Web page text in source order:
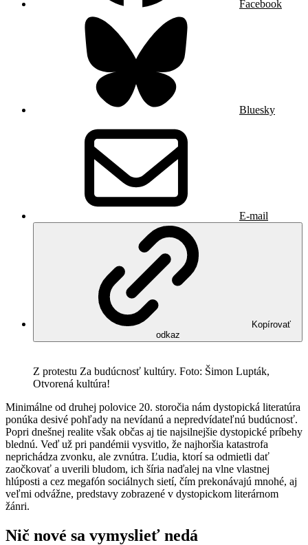
Facebook
Bluesky
E-mail
Kopírovať
odkaz
Z protestu Za budúcnosť kultúry. Foto: Šimon Lupták,
Otvorená kultúra!
Minimálne od druhej polovice 20. storočia nám dystopická literatúra
ponúka desivé pohľady na nevídanú a nepredvídateľnú budúcnosť.
Popri dnešnej realite však občas aj tie najsilnejšie dystopické príbehy
blednú. Veď už pri pandémii vysvitlo, že najhoršia katastrofa
neprichádza zvonku, ale zvnútra. Ľudia, ktorí sa odmietli dať
zaočkovať a uverili bludom, ich šíria naďalej na vlne vlastnej
hlúposti a cez megafón sociálnych sietí, čím prekonávajú mnohé, aj
veľmi odvážne, predstavy zobrazené v dystopickom literárnom
žánri.
Nič nové sa vymyslieť nedá